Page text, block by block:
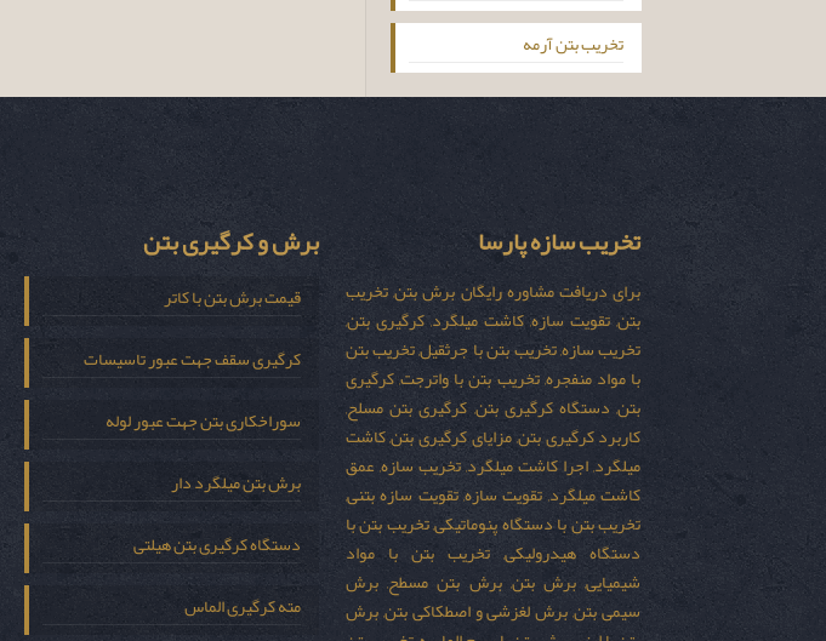
تخریب بتن آرمه
تخریب سازه پارسا
برای دریافت مشاوره رایگان برش بتن, تخریب
بتن, تقویت سازه, کاشت میلگرد, کرگیری بتن,
تخریب سازه, تخریب بتن با جرثقیل, تخریب بتن
با مواد منفجره, تخریب بتن با واترجت, کرگیری
بتن, دستگاه کرگیری بتن, کرگیری بتن مسلح,
کاربرد کرگیری بتن, مزایای کرگیری بتن, کاشت
میلگرد, اجرا کاشت میلگرد, تخریب سازه, عمق
کاشت میلگرد, تقویت سازه, تقویت سازه بتنی,
تخریب بتن با دستگاه پنوماتیکی, تخریب بتن با
دستگاه هیدرولیکی, تخریب بتن با مواد
شیمیایی, برش بتن, برش بتن مسطح, برش
سیمی بتن, برش لغزشی و اصطکاکی بتن, برش
برش و کرگیری بتن
قیمت برش بتن با کاتر
کرگیری سقف جهت عبور تاسیسات
سوراخکاری بتن جهت عبور لوله
برش بتن میلگرد دار
دستگاه کرگیری بتن هیلتی
مته کرگیری الماس